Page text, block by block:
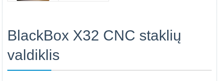
BlackBox X32 CNC staklių
valdiklis